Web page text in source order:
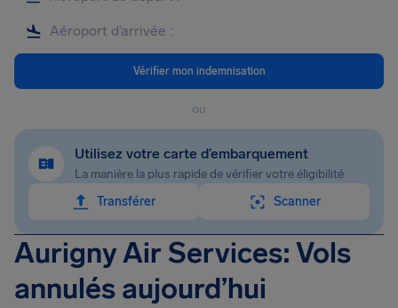
Vérifier mon indemnisation
ou
Utilisez votre carte d’embarquement
La manière la plus rapide de vérifier votre éligibilité
Transférer
Scanner
Aurigny Air Services: Vols
annulés aujourd’hui